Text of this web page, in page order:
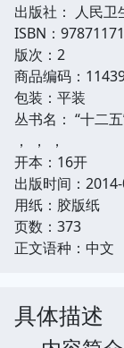
出版社： 人民卫
ISBN：
版次：2
商品编码：
包装：平装
丛书名： “十二
， ， ，
开本：16开
出版时间：
用纸：胶版纸
页数：373
正文语种：中文
具体描述